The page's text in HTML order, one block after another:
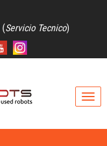
(Servicio Tecnico)